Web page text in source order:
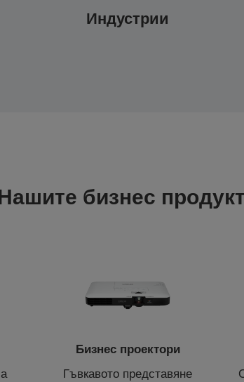
Индустрии
бизнес
Бизнес проектори
Гъвкавото представяне